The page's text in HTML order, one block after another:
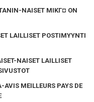
NAISET MIKГ¤ ON
LAILLISET POSTIMYYNTI
NAISET LAILLISET
MEILLEURS PAYS DE